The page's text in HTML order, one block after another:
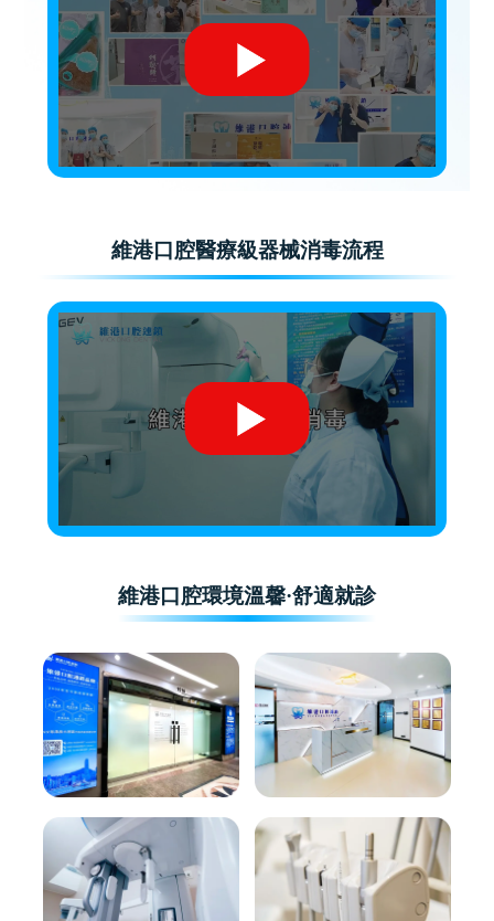
維港口腔醫療級器械消毒流程
維港口腔環境溫馨·舒適就診